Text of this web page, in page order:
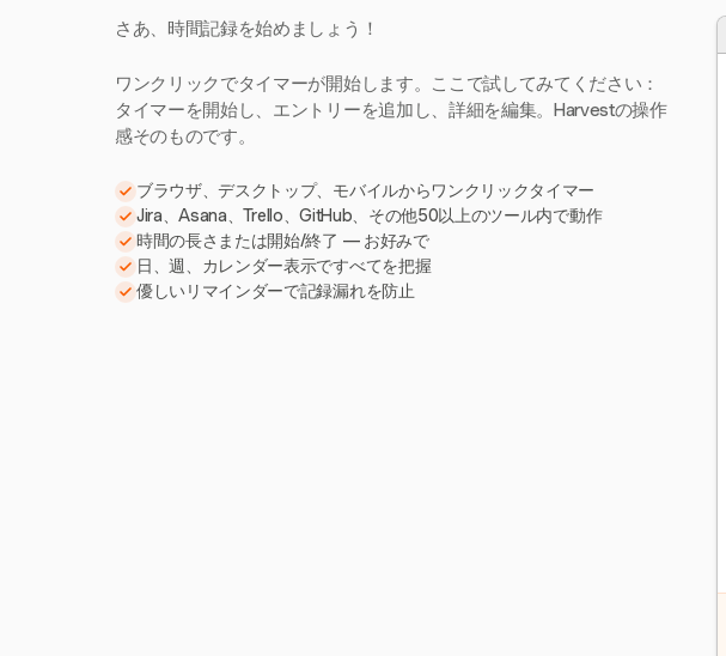
さあ、時間記録を始めましょう！
ワンクリックでタイマーが開始します。ここで試してみてください：
タイマーを開始し、エントリーを追加し、詳細を編集。Harvestの操作
感そのものです。
ブラウザ、デスクトップ、モバイルからワンクリックタイマー
Jira、Asana、Trello、GitHub、その他50以上のツール内で動作
時間の長さまたは開始/終了 — お好みで
日、週、カレンダー表示ですべてを把握
優しいリマインダーで記録漏れを防止